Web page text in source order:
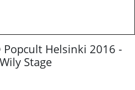
Popcult Helsinki 2016 -
Stage